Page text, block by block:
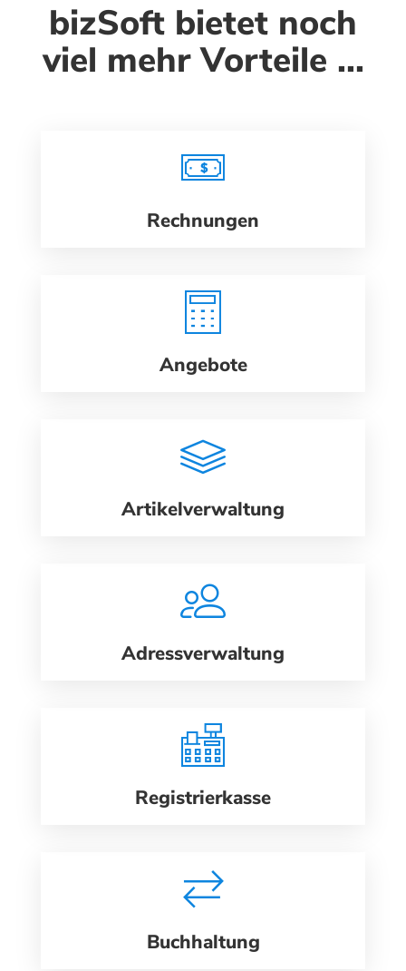
bizSoft bietet noch
viel mehr Vorteile ...
Rechnungen
Angebote
Artikelverwaltung
Adressverwaltung
Registrierkasse
Buchhaltung